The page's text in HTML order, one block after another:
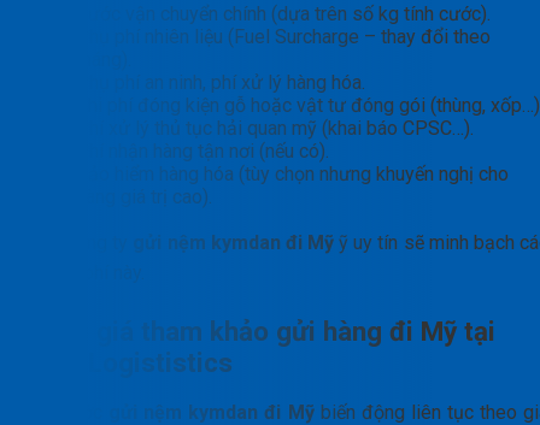
Cước vận chuyển chính (dựa trên số kg tính cước).
Phụ phí nhiên liệu (Fuel Surcharge – thay đổi theo
Phụ phí an ninh, phí xử lý hàng hóa.
Chi phí đóng kiện gỗ hoặc vật tư đóng gói (thùng,
Phí xử lý thủ tục hải quan mỹ (khai báo CPSC…).
Phí nhận hàng tận nơi (nếu có).
Bảo hiểm hàng hóa (tùy chọn nhưng khuyến nghị cho
hàng giá trị cao).
gửi nệm kymdan đi Mỹ ỹ uy tín sẽ minh bạch
Bảng giá tham khảo gửi hàng đi Mỹ tại
PTN Logististics
gửi nệm kymdan đi Mỹbiến động liên tục theo